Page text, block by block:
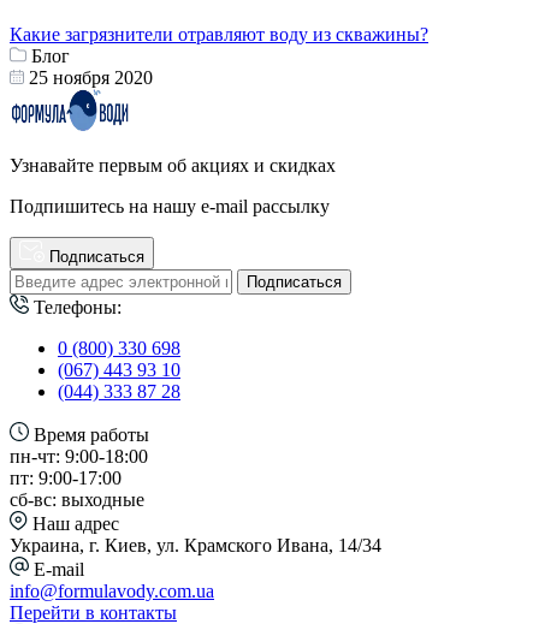
Какие загрязнители отравляют воду из скважины?
Блог
25 ноября 2020
Узнавайте первым об акциях и скидках
Подпишитесь на нашу e-mail рассылку
Подписаться
Подписаться
Телефоны:
0 (800) 330 698
(067) 443 93 10
(044) 333 87 28
Время работы
пн-чт: 9:00-18:00
пт: 9:00-17:00
сб-вс: выходные
Наш адрес
Украина, г. Киев, ул. Крамского Ивана, 14/34
E-mail
info@formulavody.com.ua
Перейти в контакты